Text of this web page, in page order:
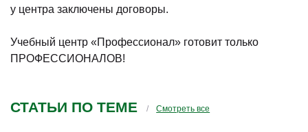
у центра заключены договоры.
Учебный центр «Профессионал» готовит только
ПРОФЕССИОНАЛОВ!
СТАТЬИ ПО ТЕМЕ Смотреть все